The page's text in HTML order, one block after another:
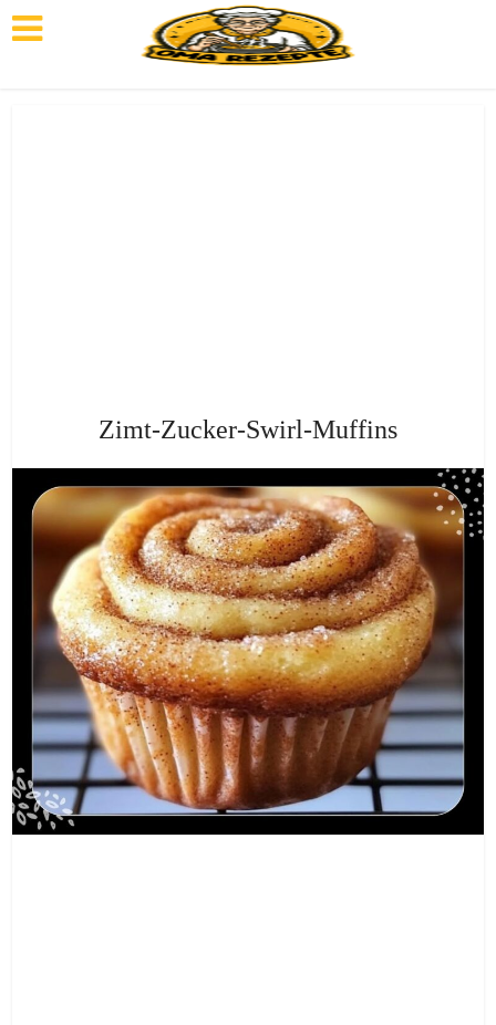
Zimt-Zucker-Swirl-Muffins